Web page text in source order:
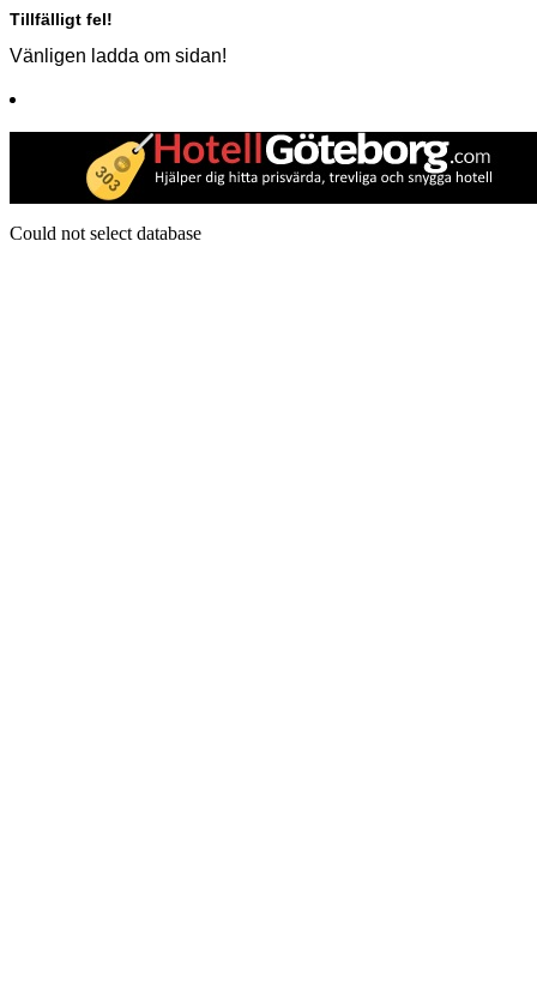
Tillfälligt fel!
Vänligen ladda om sidan!
Could not select database